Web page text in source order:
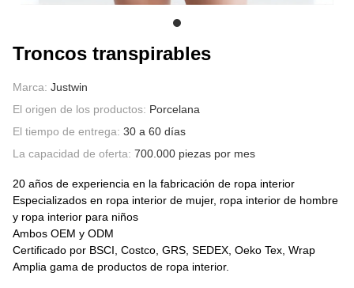
Troncos transpirables
Marca: Justwin
El origen de los productos: Porcelana
El tiempo de entrega: 30 a 60 días
La capacidad de oferta: 700.000 piezas por mes
20 años de experiencia en la fabricación de ropa interior
Especializados en ropa interior de mujer, ropa interior de hombre
y ropa interior para niños
Ambos OEM y ODM
Certificado por BSCI, Costco, GRS, SEDEX, Oeko Tex, Wrap
Amplia gama de productos de ropa interior.